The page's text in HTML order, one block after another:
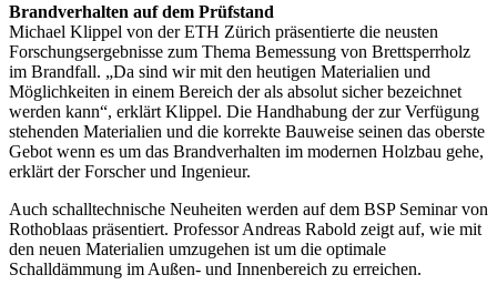
Brandverhalten auf dem Prüfstand
Michael Klippel von der ETH Zürich präsentierte die neusten
Forschungsergebnisse zum Thema Bemessung von Brettsperrholz
im Brandfall. „Da sind wir mit den heutigen Materialien und
Möglichkeiten in einem Bereich der als absolut sicher bezeichnet
werden kann“, erklärt Klippel. Die Handhabung der zur Verfügung
stehenden Materialien und die korrekte Bauweise seinen das oberste
Gebot wenn es um das Brandverhalten im modernen Holzbau gehe,
erklärt der Forscher und Ingenieur.
Auch schalltechnische Neuheiten werden auf dem BSP Seminar von
Rothoblaas präsentiert. Professor Andreas Rabold zeigt auf, wie mit
den neuen Materialien umzugehen ist um die optimale
Schalldämmung im Außen- und Innenbereich zu erreichen.